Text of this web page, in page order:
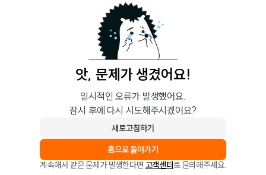
앗, 문제가 생겼어요!
일시적인 오류가 발생했어요.
잠시 후에 다시 시도해주시겠어요?
새로고침하기
홈으로 돌아가기
계속해서 같은 문제가 발생한다면 고객센터로 문의해주세요.